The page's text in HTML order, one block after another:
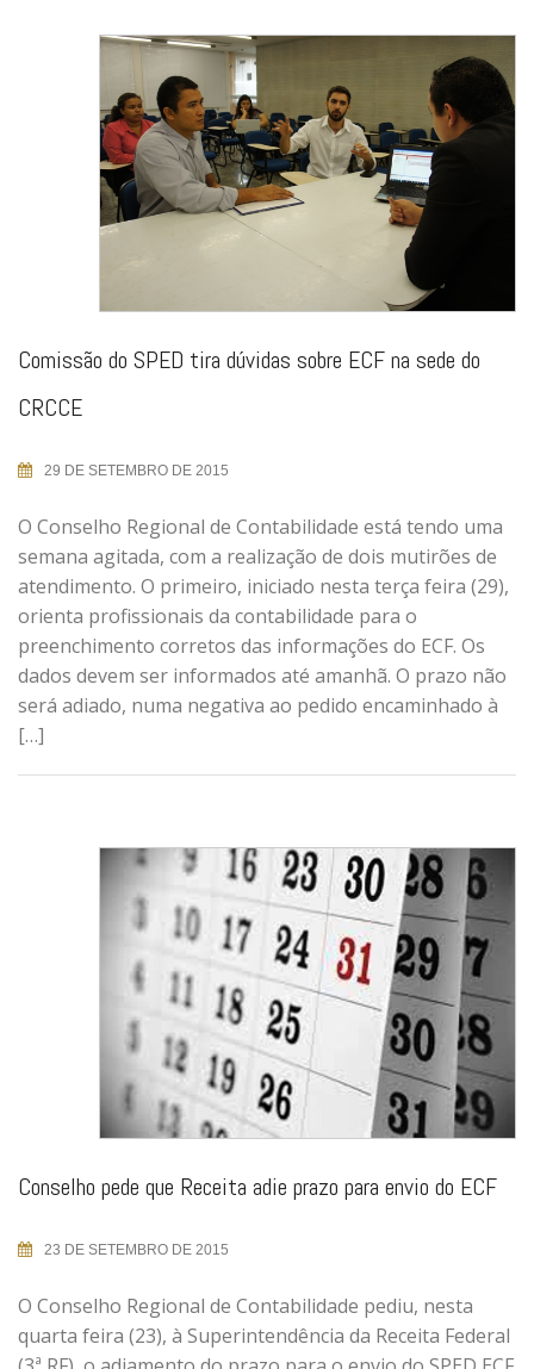
Comissão do SPED tira dúvidas sobre ECF na sede do
CRCCE
29 DE SETEMBRO DE 2015
O Conselho Regional de Contabilidade está tendo uma
semana agitada, com a realização de dois mutirões de
atendimento. O primeiro, iniciado nesta terça feira (29),
orienta profissionais da contabilidade para o
preenchimento corretos das informações do ECF. Os
dados devem ser informados até amanhã. O prazo não
será adiado, numa negativa ao pedido encaminhado à
[…]
Conselho pede que Receita adie prazo para envio do ECF
23 DE SETEMBRO DE 2015
O Conselho Regional de Contabilidade pediu, nesta
quarta feira (23), à Superintendência da Receita Federal